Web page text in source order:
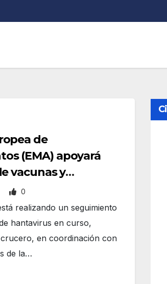
de
(EMA) apoyará
vacunas y
contra hantavirus
0
realizando un seguimiento
hantavirus en curso,
en coordinación con
de la…